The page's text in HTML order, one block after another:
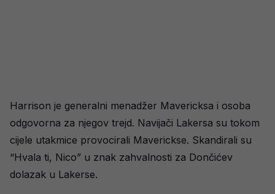
Harrison je generalni menadžer Mavericksa i osoba
odgovorna za njegov trejd. Navijači Lakersa su tokom
cijele utakmice provocirali Maverickse. Skandirali su
“Hvala ti, Nico” u znak zahvalnosti za Dončićev
dolazak u Lakerse.